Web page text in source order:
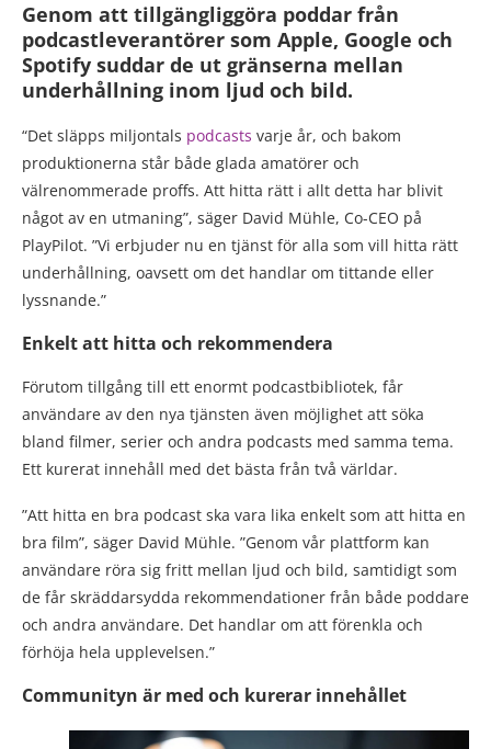
Genom att tillgängliggöra poddar från
podcastleverantörer som Apple, Google och
Spotify suddar de ut gränserna mellan
underhållning inom ljud och bild.
“Det släpps miljontals podcasts varje år, och bakom
produktionerna står både glada amatörer och
välrenommerade proffs. Att hitta rätt i allt detta har blivit
något av en utmaning”, säger David Mühle, Co-CEO på
PlayPilot. ”Vi erbjuder nu en tjänst för alla som vill hitta rätt
underhållning, oavsett om det handlar om tittande eller
lyssnande.”
Enkelt att hitta och rekommendera
Förutom tillgång till ett enormt podcastbibliotek, får
användare av den nya tjänsten även möjlighet att söka
bland filmer, serier och andra podcasts med samma tema.
Ett kurerat innehåll med det bästa från två världar.
”Att hitta en bra podcast ska vara lika enkelt som att hitta en
bra film”, säger David Mühle. ”Genom vår plattform kan
användare röra sig fritt mellan ljud och bild, samtidigt som
de får skräddarsydda rekommendationer från både poddare
och andra användare. Det handlar om att förenkla och
förhöja hela upplevelsen.”
Communityn är med och kurerar innehållet